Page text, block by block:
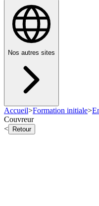
Nos autres sites
Accueil>Formation initiale>
Couvreur
<
Retour